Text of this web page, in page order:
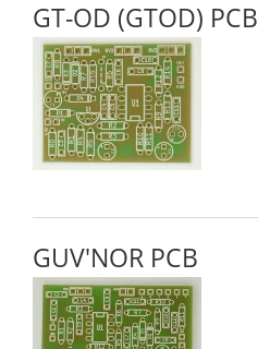
GT-OD (GTOD) PCB
GUV'NOR PCB